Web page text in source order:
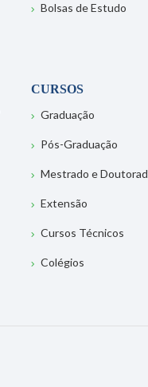
Bolsas de Estudo
CURSOS
Graduação
Pós-Graduação
Mestrado e
Extensão
Cursos Técnicos
Colégios